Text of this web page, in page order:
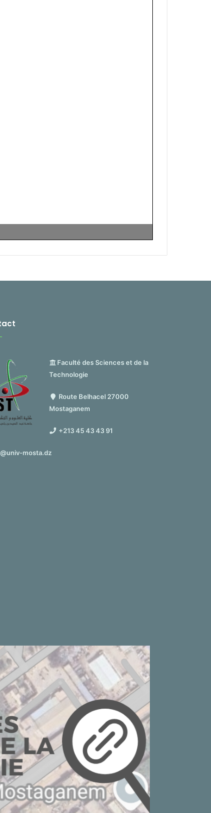
Faculté des Sciences et de la
Technologie
Route Belhacel 27000
Mostaganem
+213 45 43 43 91
mosta.dz